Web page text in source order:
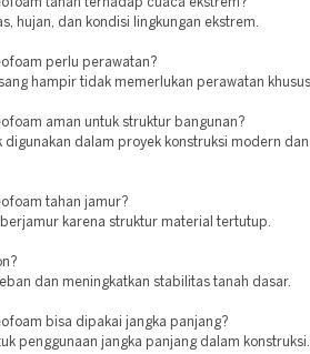
tahan terhadap cuaca ekstrem?
hujan, dan kondisi lingkungan ekstrem.
perlu perawatan?
hampir tidak memerlukan perawatan
aman untuk struktur bangunan?
digunakan dalam proyek konstruksi modern dan
tahan jamur?
karena struktur material tertutup.
dan meningkatkan stabilitas tanah dasar.
bisa dipakai jangka panjang?
penggunaan jangka panjang dalam konstruksi.